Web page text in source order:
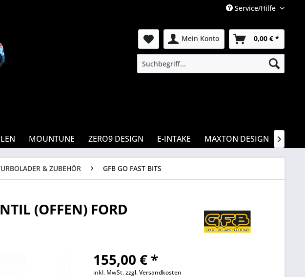
Service/Hilfe
Mein Konto 0,00 € *
MOUNTUNE ZERO9 DESIGN E-INTAKE MAXTON DESIGN 
& ZUBEHÖR GFB GO FAST BITS
(OFFEN) FORD
155,00 € *
inkl. MwSt.zzgl. Versandkosten